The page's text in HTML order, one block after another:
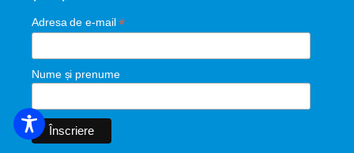
Adresa de e-mail*
Nume și prenume